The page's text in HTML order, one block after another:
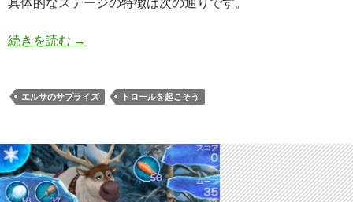
続きを読む アナと雪の女王 Free Fall 夏ステージ220 攻略のコ
→
エルサのサプライズ トロールを起こそう